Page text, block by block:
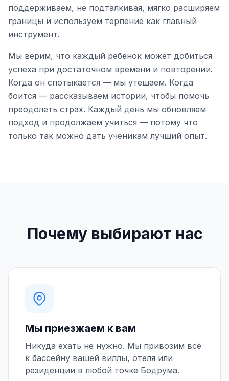
поддерживаем, не подталкивая, мягко расширяем
границы и используем терпение как главный
инструмент.
Мы верим, что каждый ребёнок может добиться
успеха при достаточном времени и повторении.
Когда он спотыкается — мы утешаем. Когда
боится — рассказываем истории, чтобы помочь
преодолеть страх. Каждый день мы обновляем
подход и продолжаем учиться — потому что
только так можно дать ученикам лучший опыт.
Почему выбирают нас
Мы приезжаем к вам
Никуда ехать не нужно. Мы привозим всё
к бассейну вашей виллы, отеля или
резиденции в любой точке Бодрума.